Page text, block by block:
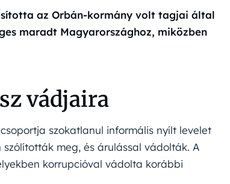
az Orbán-kormány volt tagjai által
maradt Magyarországhoz, miközben
vádjaira
szokatlanul informális nyílt levelet
meg, és árulással vádolták. A
korrupcióval vádolta korábbi